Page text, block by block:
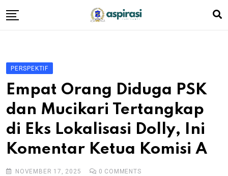
to
Berita
Komen Warga
Podcast
Tentang Kami
PERSPEKTIF
Empat Orang Diduga PSK
dan Mucikari Tertangkap
di Eks Lokalisasi Dolly, Ini
Komentar Ketua Komisi A
NOVEMBER 17, 2025 0 COMMENTS